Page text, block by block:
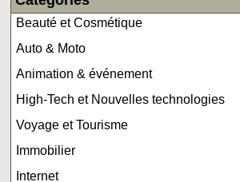
Beauté et Cosmétique
Auto & Moto
Animation & événement
High-Tech et Nouvelles technologies
Voyage et Tourisme
Immobilier
Internet